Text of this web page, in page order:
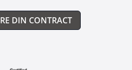
DIN CONTRACT